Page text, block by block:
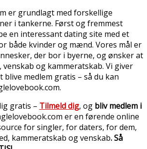
er grundlagt med forskellige
i tankerne. Først og fremmest
en interessant dating site med et
både kvinder og mænd. Vores mål er
der bor i byerne, og ønsker at
og kammeratskab. Vi giver
medlem gratis – så du kan
gratis – Tilmeld dig, og bliv medlem i
er en førende online
for singler, for daters, for dem,
kammeratskab og venskab. Så